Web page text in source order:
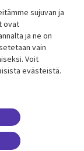
sujuvan ja
ovat
ja ne on
vain
Voit
evästeistä.